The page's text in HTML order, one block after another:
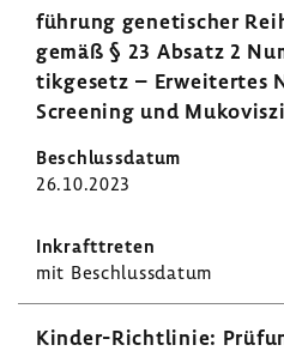
füh­rung gene­ti­scher
gemäß § 23 Absatz 2
tik­ge­setz – Erwei­tertes
Screening und
26.10.2023
mit Beschluss­datum
Kinder-​Richtlinie: